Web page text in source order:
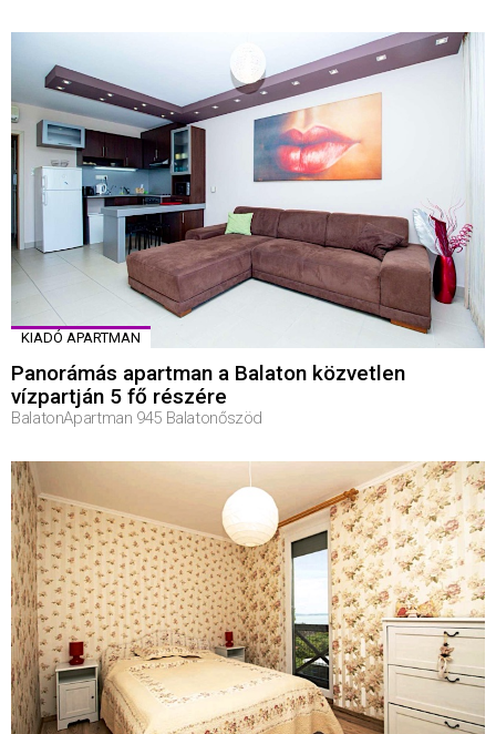
KIADÓ APARTMAN
Panorámás apartman a Balaton közvetlen
vízpartján 5 fő részére
BalatonApartman 945 Balatonőszöd